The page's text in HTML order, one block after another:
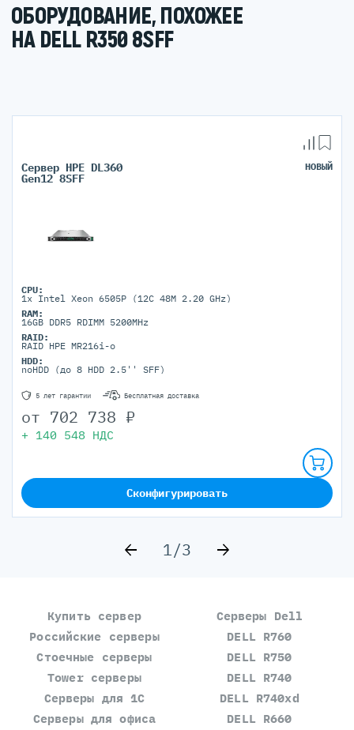
ОБОРУДОВАНИЕ, ПОХОЖЕЕ
НА DELL R350 8SFF
Сервер HPE DL360
Gen12 8SFF
НОВЫЙ
CPU:
1x Intel Xeon 6505P (12C 48M 2.20 GHz)
RAM:
16GB DDR5 RDIMM 5200MHz
RAID:
RAID HPE MR216i-o
HDD:
noHDD (до 8 HDD 2.5'' SFF)
5 лет гарантии Бесплатная доставка
от 702 738 ₽
+ 140 548 НДС
Сконфигурировать
1/3
Купить сервер
Российские серверы
Стоечные серверы
Tower серверы
Серверы для 1С
Серверы для офиса
Серверы Dell
DELL R760
DELL R750
DELL R740
DELL R740xd
DELL R660